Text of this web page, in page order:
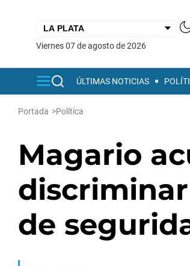
viernes 07 de agosto de 2026
ÚLTIMAS NOTICIAS
Portada >Política
Magario
de